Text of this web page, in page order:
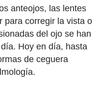
anteojos, las lentes
para corregir la vista o
del ojo se han
Hoy en día, hasta
de ceguera